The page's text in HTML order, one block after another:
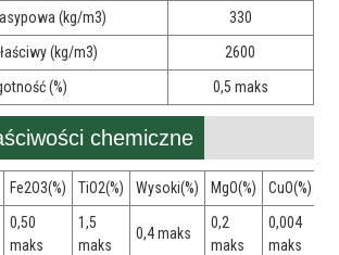
(kg/m3)
330
(kg/m3)
2600
(%)
0,5 maks
chemiczne
Fe2O3(%) TiO2(%) Wysoki(%) MgO(%) CuO(%)
0,50
maks
1,5
maks
0,4 maks
0,2
maks
0,004
maks